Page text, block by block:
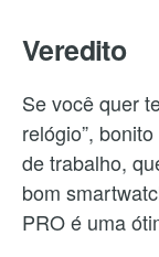
Veredito
Se você quer
relógio”,
de trabalho,
bom
PRO é uma